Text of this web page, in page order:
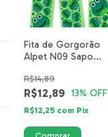
Fita de Gorgorão
Alpet N09 Sapo
R$12,89
R$14,89
13% OFF
R$12,25 com Pix